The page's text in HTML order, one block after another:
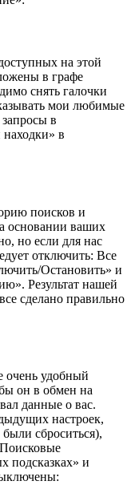
на этой
в графе
снять галочки
мои любимые
в
находки» в
поисков и
основании ваших
но если для нас
отключить: Все
Остановить» и
Результат нашей
сделано правильно
очень удобный
он в обмен на
данные о вас.
настроек,
сброситься),
подсказках» и